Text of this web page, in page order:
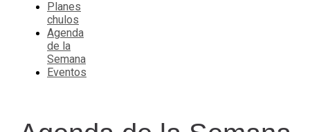
Planes
chulos
Agenda
de la
Semana
Eventos